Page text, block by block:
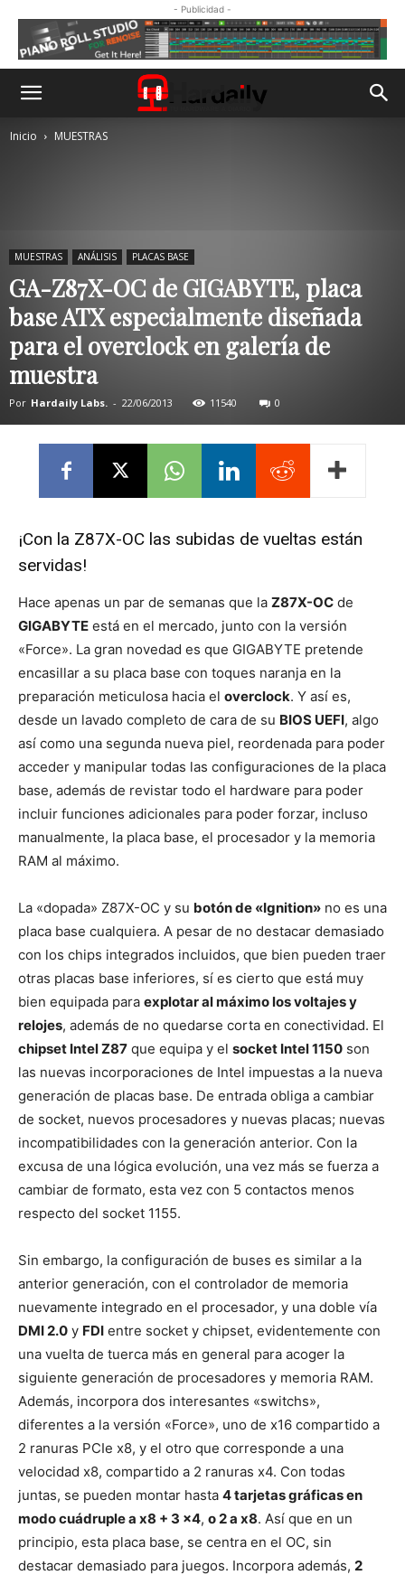
- Publicidad -
Inicio MUESTRAS
MUESTRAS ANÁLISIS PLACAS BASE
GA-Z87X-OC de GIGABYTE, placa
base ATX especialmente diseñada
para el overclock en galería de
muestra
Por Hardaily Labs. - 22/06/2013 11540 0
¡Con la Z87X-OC las subidas de vueltas están
servidas!
Hace apenas un par de semanas que la Z87X-OC de
GIGABYTE está en el mercado, junto con la versión
«Force». La gran novedad es que GIGABYTE pretende
encasillar a su placa base con toques naranja en la
preparación meticulosa hacia el overclock. Y así es,
desde un lavado completo de cara de su BIOS UEFI, algo
así como una segunda nueva piel, reordenada para poder
acceder y manipular todas las configuraciones de la placa
base, además de revistar todo el hardware para poder
incluir funciones adicionales para poder forzar, incluso
manualmente, la placa base, el procesador y la memoria
RAM al máximo.
La «dopada» Z87X-OC y su botón de «Ignition» no es una
placa base cualquiera. A pesar de no destacar demasiado
con los chips integrados incluidos, que bien pueden traer
otras placas base inferiores, sí es cierto que está muy
bien equipada para explotar al máximo los voltajes y
relojes, además de no quedarse corta en conectividad. El
chipset Intel Z87 que equipa y el socket Intel 1150 son
las nuevas incorporaciones de Intel impuestas a la nueva
generación de placas base. De entrada obliga a cambiar
de socket, nuevos procesadores y nuevas placas; nuevas
incompatibilidades con la generación anterior. Con la
excusa de una lógica evolución, una vez más se fuerza a
cambiar de formato, esta vez con 5 contactos menos
respecto del socket 1155.
Sin embargo, la configuración de buses es similar a la
anterior generación, con el controlador de memoria
nuevamente integrado en el procesador, y una doble vía
DMI 2.0 y FDI entre socket y chipset, evidentemente con
una vuelta de tuerca más en general para acoger la
siguiente generación de procesadores y memoria RAM.
Además, incorpora dos interesantes «switchs»,
diferentes a la versión «Force», uno de x16 compartido a
2 ranuras PCIe x8, y el otro que corresponde a una
velocidad x8, compartido a 2 ranuras x4. Con todas
juntas, se pueden montar hasta 4 tarjetas gráficas en
modo cuádruple a x8 + 3 x4, o 2 a x8. Así que en un
principio, esta placa base, se centra en el OC, sin
destacar demasiado para juegos. Incorpora además, 2